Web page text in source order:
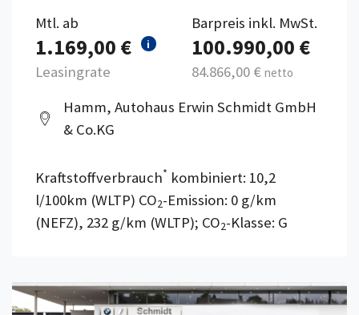
Mtl. ab
1.169,00 € i
Leasingrate
Barpreis inkl. MwSt.
100.990,00 €
84.866,00 € netto
Hamm, Autohaus Erwin Schmidt GmbH
& Co.KG
Kraftstoffverbrauch* kombiniert: 10,2
l/100km (WLTP) CO2-Emission: 0 g/km
(NEFZ), 232 g/km (WLTP); CO2-Klasse: G
Details anzeigen